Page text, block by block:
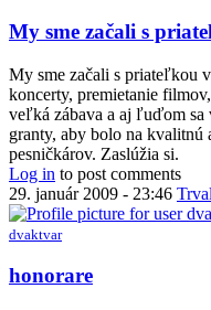
In
reply
to
Suzy
by
chachatko
My sme začali s
My sme začali s priateľkou
koncerty, premietanie
veľká zábava a aj ľuďom sa
granty, aby bolo na kvalitnú
pesničkárov. Zaslúžia si.
Log in to post comments
29. január 2009 - 23:46
dvaktvar
In
reply
honorare